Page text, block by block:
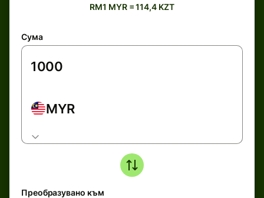
RM1 MYR = 114,4 KZT
Сума
MYR
Преобразувано към